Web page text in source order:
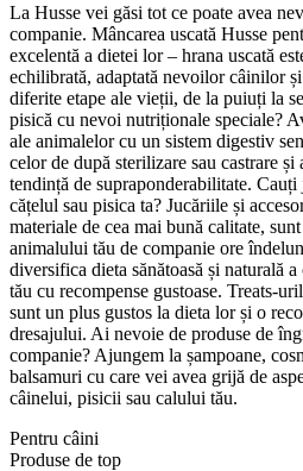
La Husse vei găsi tot ce poate avea
companie. Mâncarea uscată Husse
excelentă a dietei lor – hrana uscată
echilibrată, adaptată nevoilor câinilor
diferite etape ale vieții, de la puiuți la
pisică cu nevoi nutriționale speciale?
ale animalelor cu un sistem digestiv
celor de după sterilizare sau castrare
tendință de supraponderabilitate.
cățelul sau pisica ta? Jucăriile și
materiale de cea mai bună calitate,
animalului tău de companie ore
diversifica dieta sănătoasă și naturală
tău cu recompense gustoase. Treats-
sunt un plus gustos la dieta lor și o
dresajului. Ai nevoie de produse de
companie? Ajungem la șampoane,
balsamuri cu care vei avea grijă de
câinelui, pisicii sau calului tău.
Pentru câini
Produse de top